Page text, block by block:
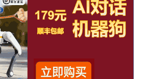
岩板吊顶怎么贴瓷砖好看
原木岩板沙发效果图
好
里
桌子用哑光岩板好吗